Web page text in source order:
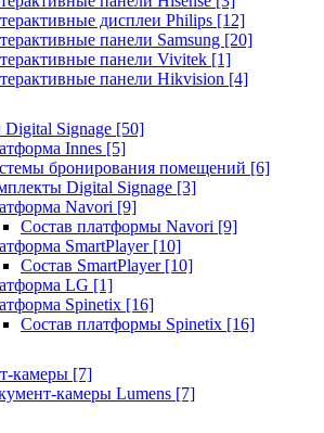
дисплеи Philips [12]
панели Samsung [20]
панели Vivitek [1]
панели Hikvision [4]
Signage [50]
Innes [5]
бронирования помещений [6]
Digital Signage [3]
Navori [9]
Состав платформы Navori [9]
SmartPlayer [10]
Состав SmartPlayer [10]
LG [1]
Spinetix [16]
Состав платформы Spinetix [16]
камеры [7]
камеры Lumens [7]